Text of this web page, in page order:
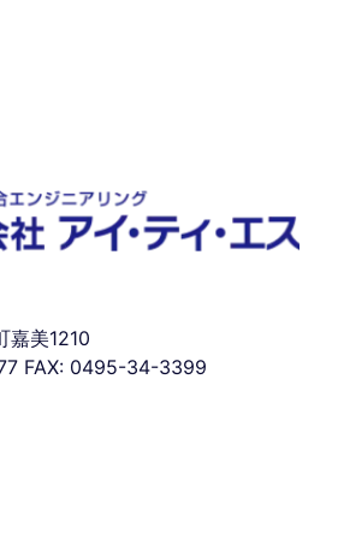
嘉美1210
FAX: 0495-34-3399